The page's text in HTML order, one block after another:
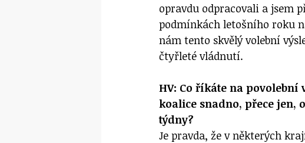
opravdu odpracovali a jsem
podmínkách letošního roku
nám tento skvělý volební
čtyřleté vládnutí.
HV: Co říkáte na
koalice snadno, přece jen,
týdny?
Je pravda, že v některých